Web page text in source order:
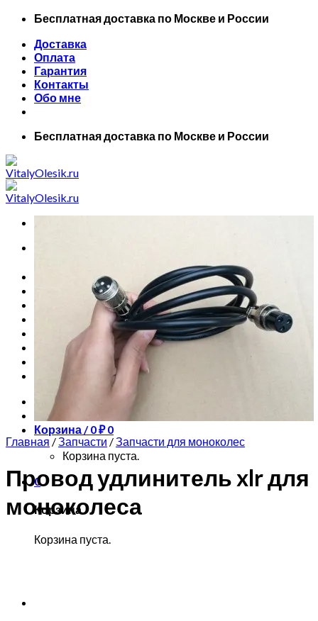
Skip
content
Бесплатная доставка по Москве и России
Доставка
Оплата
Гарантия
Контакты
Обо мне
Бесплатная доставка по Москве и России
Все товары
Запчасти для моноколес
Куклы Monster High
Обучение езде на моноколесе
Новинки
Контакты
Вход
Корзина /0₽ 0
Корзина пуста.
0
Корзина
Корзина пуста.
Главная /Запчасти /Запчасти для моноколес
Провод удлинитель xlr для
моноколеса